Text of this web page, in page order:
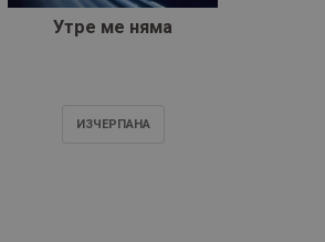
Утре ме няма
ИЗЧЕРПАНA